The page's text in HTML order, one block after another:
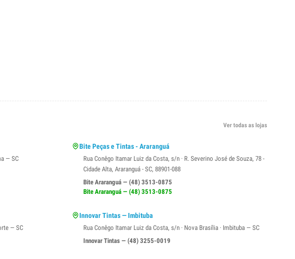
Ver todas as lojas
— SC
Bite Peças e Tintas - Araranguá
Rua Conêgo Itamar Luiz da Costa, s/n · R. Severino José de Souza, 78 -
Cidade Alta, Araranguá - SC, 88901-088
Bite Araranguá — (48) 3513-0875
Bite Araranguá — (48) 3513-0875
— SC
Innovar Tintas — Imbituba
Rua Conêgo Itamar Luiz da Costa, s/n · Nova Brasília · Imbituba — SC
Innovar Tintas — (48) 3255-0019